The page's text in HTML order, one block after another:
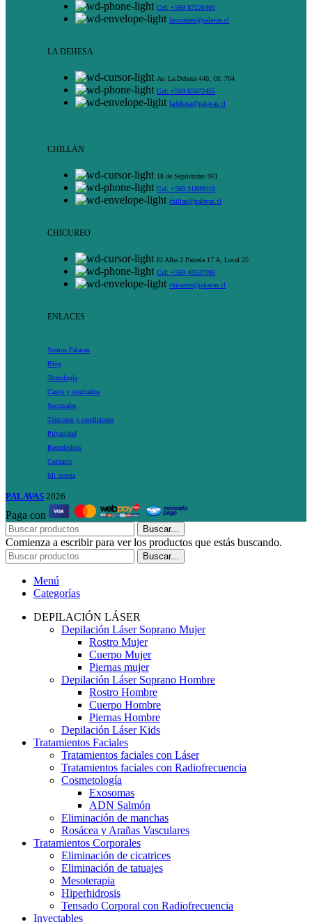
Cel: +569 87226405
lascondes@palavas.cl
LA DEHESA
Av. La Dehesa 440, Of. 704
Cel: +569 65072455
ladehesa@palavas.cl
CHILLÁN
18 de Septiembre 961
Cel: +569 31889018
chillan@palavas.cl
CHICUREO
El Alba 2 Parcela 17 A, Local 25
Cel: +569 48537096
chicureo@palavas.cl
ENLACES
Somos Palavas
Blog
Tecnología
Casos y resultados
Sucursales
Términos y condiciones
Privacidad
Reembolsos
Contacto
Mi cuenta
PALAVAS 2026
Paga con
Buscar...
Comienza a escribir para ver los productos que estás buscando.
Buscar...
Menú
Categorías
DEPILACIÓN LÁSER
Depilación Láser Soprano Mujer
Rostro Mujer
Cuerpo Mujer
Piernas mujer
Depilación Láser Soprano Hombre
Rostro Hombre
Cuerpo Hombre
Piernas Hombre
Depilación Láser Kids
Tratamientos Faciales
Tratamientos faciales con Láser
Tratamientos faciales con Radiofrecuencia
Cosmetología
Exosomas
ADN Salmón
Eliminación de manchas
Rosácea y Arañas Vasculares
Tratamientos Corporales
Eliminación de cicatrices
Eliminación de tatuajes
Mesoterapia
Hiperhidrosis
Tensado Corporal con Radiofrecuencia
Inyectables